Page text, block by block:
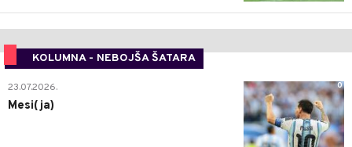
KOLUMNA - NEBOJŠA ŠATARA
0
23.07.2026.
Mesi(ja)